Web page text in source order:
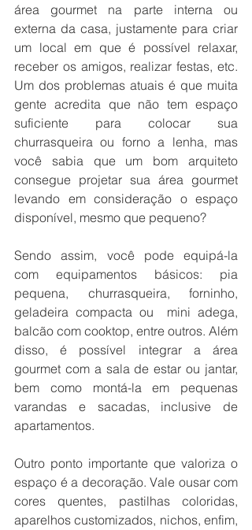
área gourmet na parte interna ou
externa da casa, justamente para criar
um local em que é possível relaxar,
receber os amigos, realizar festas, etc.
Um dos problemas atuais é que muita
gente acredita que não tem espaço
suficiente para colocar sua
churrasqueira ou forno a lenha, mas
você sabia que um bom arquiteto
consegue projetar sua área gourmet
levando em consideração o espaço
disponível, mesmo que pequeno?
Sendo assim, você pode equipá-la
com equipamentos básicos: pia
pequena, churrasqueira, forninho,
geladeira compacta ou  mini adega,
balcão com cooktop, entre outros. Além
disso, é possível integrar a área
gourmet com a sala de estar ou jantar,
bem como montá-la em pequenas
varandas e sacadas, inclusive de
apartamentos.
Outro ponto importante que valoriza o
espaço é a decoração. Vale ousar com
cores quentes, pastilhas coloridas,
aparelhos customizados, nichos, enfim,